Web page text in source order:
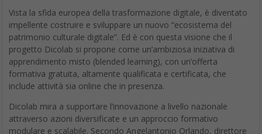
Vista la sfida europea della trasformazione digitale, è diventato
impellente costruire e sviluppare un nuovo “ecosistema del
patrimonio culturale digitale”. Ed è con questa visione che il
progetto Dicolab si propone come un’ambiziosa iniziativa di
apprendimento misto (blended learning), con un’offerta
formativa gratuita, altamente qualificata e certificata, che
include attività sia online che in presenza.
Dicolab mira a supportare l’innovazione a livello nazionale
attraverso azioni diversificate e un approccio formativo
modulare e scalabile. Secondo Angelantonio Orlando, direttore